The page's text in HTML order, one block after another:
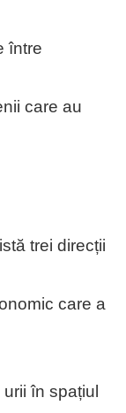
între
care au
trei direcții
care a
în spațiul